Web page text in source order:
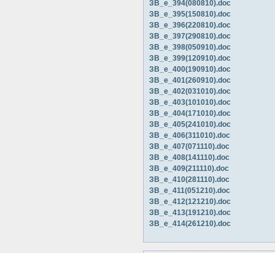
ЗВ_е_394(080810).doc
ЗВ_е_395(150810).doc
ЗВ_е_396(220810).doc
ЗВ_е_397(290810).doc
ЗВ_е_398(050910).doc
ЗВ_е_399(120910).doc
ЗВ_е_400(190910).doc
ЗВ_е_401(260910).doc
ЗВ_е_402(031010).doc
ЗВ_е_403(101010).doc
ЗВ_е_404(171010).doc
ЗВ_е_405(241010).doc
ЗВ_е_406(311010).doc
ЗВ_е_407(071110).doc
ЗВ_е_408(141110).doc
ЗВ_е_409(211110).doc
ЗВ_е_410(281110).doc
ЗВ_е_411(051210).doc
ЗВ_е_412(121210).doc
ЗВ_е_413(191210).doc
ЗВ_е_414(261210).doc